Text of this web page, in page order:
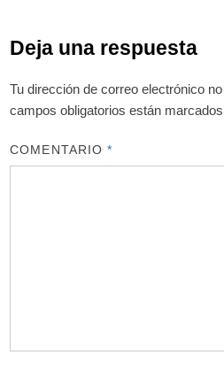
Deja una respuesta
Tu dirección de correo electrónico
campos obligatorios están
COMENTARIO*